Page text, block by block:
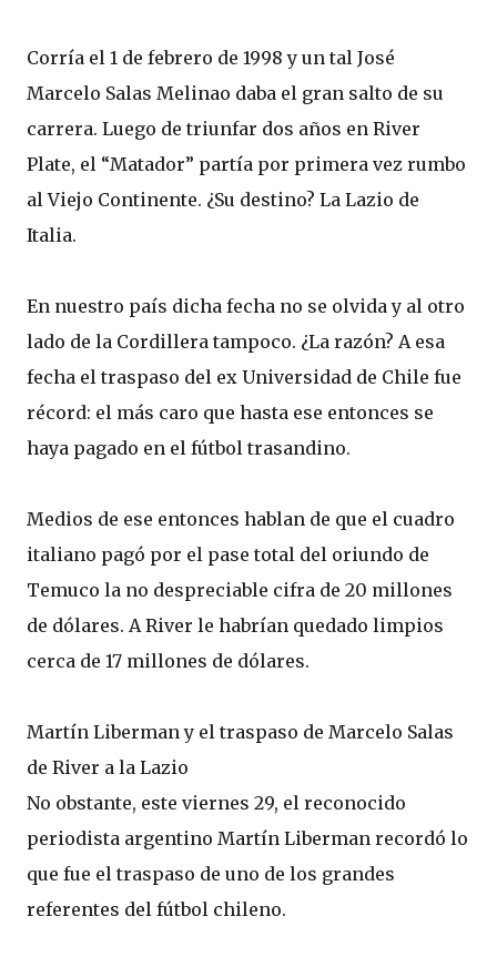
Corría el 1 de febrero de 1998 y un tal José
Marcelo Salas Melinao daba el gran salto de su
carrera. Luego de triunfar dos años en River
Plate, el “Matador” partía por primera vez rumbo
al Viejo Continente. ¿Su destino? La Lazio de
Italia.
En nuestro país dicha fecha no se olvida y al otro
lado de la Cordillera tampoco. ¿La razón? A esa
fecha el traspaso del ex Universidad de Chile fue
récord: el más caro que hasta ese entonces se
haya pagado en el fútbol trasandino.
Medios de ese entonces hablan de que el cuadro
italiano pagó por el pase total del oriundo de
Temuco la no despreciable cifra de 20 millones
de dólares. A River le habrían quedado limpios
cerca de 17 millones de dólares.
Martín Liberman y el traspaso de Marcelo Salas
de River a la Lazio
No obstante, este viernes 29, el reconocido
periodista argentino Martín Liberman recordó lo
que fue el traspaso de uno de los grandes
referentes del fútbol chileno.